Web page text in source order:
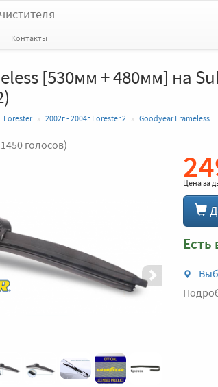
Контакты
[530мм + 480мм] на
Forester 2002г - 2004г Forester 2 Goodyear Frameless
голосов)
Вперед
Цена за
Есть